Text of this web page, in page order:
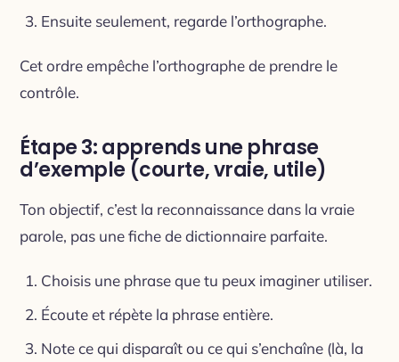
Ensuite seulement, regarde l’orthographe.
Cet ordre empêche l’orthographe de prendre le
contrôle.
Étape 3: apprends une phrase
d’exemple (courte, vraie, utile)
Ton objectif, c’est la reconnaissance dans la vraie
parole, pas une fiche de dictionnaire parfaite.
Choisis une phrase que tu peux imaginer utiliser.
Écoute et répète la phrase entière.
Note ce qui disparaît ou ce qui s’enchaîne (là, la